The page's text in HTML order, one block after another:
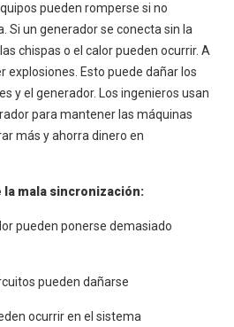
pueden romperse si no
Si un generador se conecta sin la
chispas o el calor pueden ocurrir. A
explosiones. Esto puede dañar los
y el generador. Los ingenieros usan
para mantener las máquinas
más y ahorra dinero en
la mala sincronización:
pueden ponerse demasiado
pueden dañarse
ocurrir en el sistema